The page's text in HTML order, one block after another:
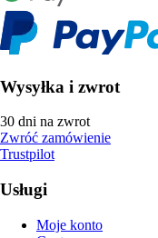
Wysyłka i zwrot
30 dni na zwrot
Zwróć zamówienie
Trustpilot
Usługi
Moje konto